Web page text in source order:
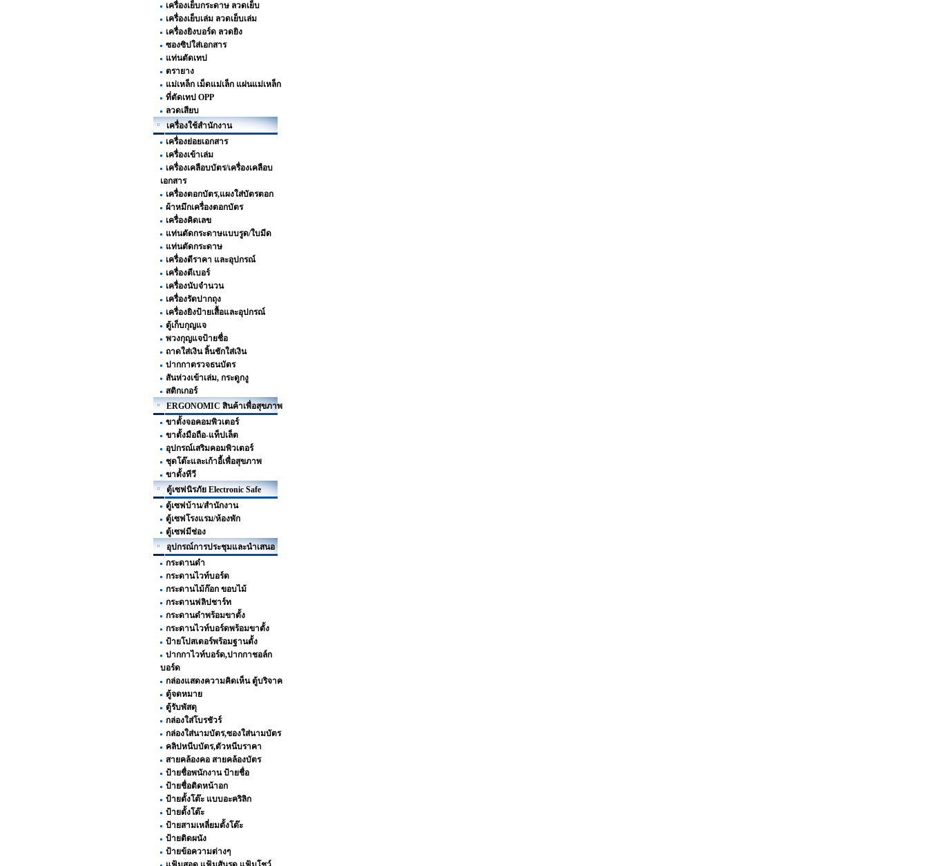
เครื่องเย็บกระดาษ ลวดเย็บ
เครื่องเย็บเล่ม ลวดเย็บเล่ม
เครื่องยิงบอร์ด ลวดยิง
ซองซิปใส่เอกสาร
แท่นตัดเทป
ตรายาง
แม่เหล็ก เม็ดแม่เล็ก แผ่นแม่เหล็ก
ที่ตัดเทป OPP
ลวดเสียบ
เครื่องใช้สำนักงาน
เครื่องย่อยเอกสาร
เครื่องเข้าเล่ม
เครื่องเคลือบบัตร/เครื่องเคลือบ
เอกสาร
เครื่องตอกบัตร,แผงใส่บัตรตอก
ผ้าหมึกเครื่องตอกบัตร
เครื่องคิดเลข
แท่นตัดกระดาษแบบรูด/ใบมีด
แท่นตัดกระดาษ
เครื่องตีราคา และอุปกรณ์
เครื่องตีเบอร์
เครื่องนับจำนวน
เครื่องรัดปากถุง
เครื่องยิงป้ายเสื้อและอุปกรณ์
ตู้เก็บกุญแจ
พวงกุญแจป้ายชื่อ
ถาดใส่เงิน ลิ้นชักใส่เงิน
ปากกาตรวจธนบัตร
สันห่วงเข้าเล่ม, กระดูกงู
สติกเกอร์
ERGONOMIC สินค้าเพื่อสุขภาพ
ขาตั้งจอคอมพิวเตอร์
ขาตั้งมือถือ-แท็ปเล็ต
อุปกรณ์เสริมคอมพิวเตอร์
ชุดโต๊ะและเก้าอี้เพื่อสุขภาพ
ขาตั้งทีวี
ตู้เซฟนิรภัย Electronic Safe
ตู้เซฟบ้าน/สำนักงาน
ตู้เซฟโรงแรม/ห้องพัก
ตู้เซฟมีช่อง
อุปกรณ์การประชุมและนำเสนอ
กระดานดำ
กระดานไวท์บอร์ด
กระดานไม้ก๊อก ขอบไม้
กระดานฟลิปชาร์ท
กระดานดำพร้อมขาตั้ง
กระดานไวท์บอร์ดพร้อมขาตั้ง
ป้ายโปสเตอร์พร้อมฐานตั้ง
ปากกาไวท์บอร์ด,ปากกาชอล์ก
บอร์ด
กล่องแสดงความคิดเห็น ตู้บริจาค
ตู้จดหมาย
ตู้รับพัสดุ
กล่องใส่โบรชัวร์
กล่องใส่นามบัตร,ซองใส่นามบัตร
คลิปหนีบบัตร,ตัวหนีบราคา
สายคล้องคอ สายคล้องบัตร
ป้ายชื่อพนักงาน ป้ายชื่อ
ป้ายชื่อติดหน้าอก
ป้ายตั้งโต๊ะ แบบอะคริลิก
ป้ายตั้งโต๊ะ
ป้ายสามเหลี่ยมตั้งโต๊ะ
ป้ายติดผนัง
ป้ายข้อความต่างๆ